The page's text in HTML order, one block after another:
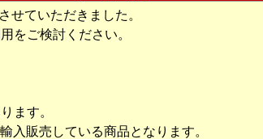
せていただきました。
をご検討ください。
ます。
入販売している商品となります。